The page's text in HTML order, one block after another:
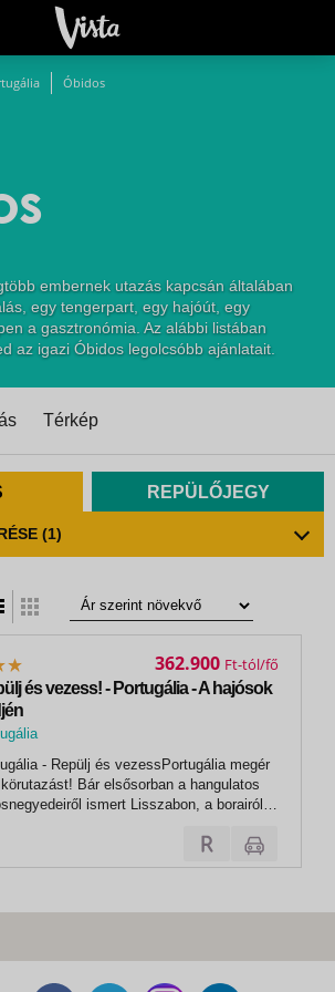
Óbidos
embernek utazás kapcsán általában
egy tengerpart, egy hajóút, egy
a gasztronómia. Az alábbi listában
az igazi Óbidos legolcsóbb ajánlatait.
Térkép
REPÜLŐJEGY
(1)
és vezess! - Portugália - A hajósok
- Repülj és vezessPortugália megér
Bár elsősorban a hangulatos
ismert Lisszabon, a borairól
eszünkbe, ez a csodálatos ország
kulturális örökséggel és gyönyörű
362.900 Ft